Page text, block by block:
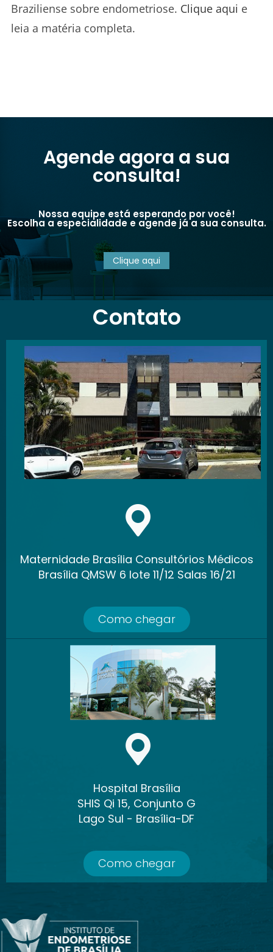
Braziliense sobre endometriose. Clique aqui e
leia a matéria completa.
Agende agora a sua
consulta!
Nossa equipe está esperando por você!
Escolha a especialidade e agende já a sua consulta.
Clique aqui
Contato
Maternidade Brasília Consultórios Médicos
Brasília QMSW 6 lote 11/12 Salas 16/21
Como chegar
Hospital Brasília
SHIS Qi 15, Conjunto G
Lago Sul - Brasília-DF
Como chegar